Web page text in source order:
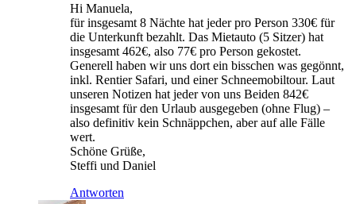
Hi Manuela,
für insgesamt 8 Nächte hat jeder pro Person 330€ für
die Unterkunft bezahlt. Das Mietauto (5 Sitzer) hat
insgesamt 462€, also 77€ pro Person gekostet.
Generell haben wir uns dort ein bisschen was gegönnt,
inkl. Rentier Safari, und einer Schneemobiltour. Laut
unseren Notizen hat jeder von uns Beiden 842€
insgesamt für den Urlaub ausgegeben (ohne Flug) –
also definitiv kein Schnäppchen, aber auf alle Fälle
wert.
Schöne Grüße,
Steffi und Daniel
Antworten